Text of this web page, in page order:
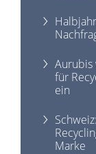
Aurubis
für
ein
Marke